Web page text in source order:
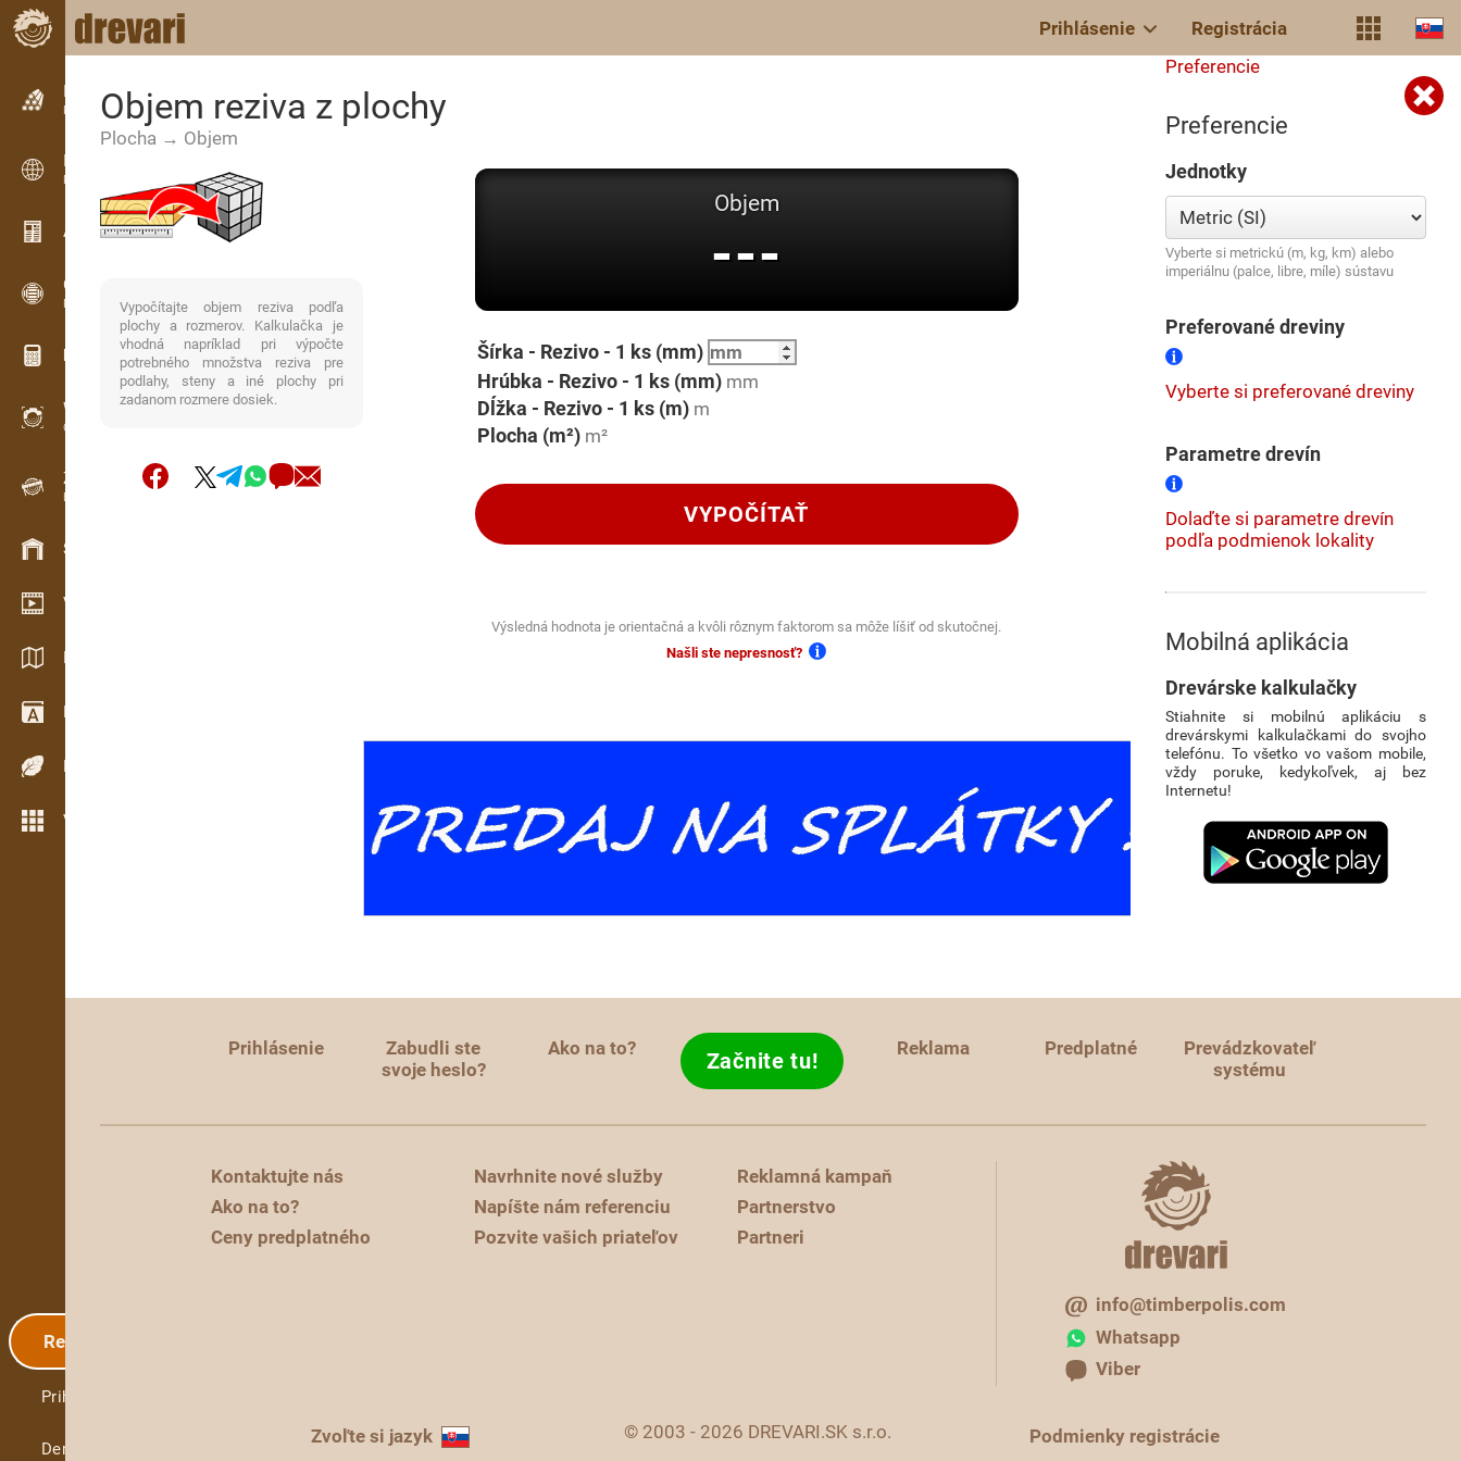
Prihlásenie Registrácia
Inzercia
Riadková inzercia
Inzercia
Medzinárodná inzercia
Aktuality / Články
OPTI-TIMB
Porezové schémy
Drevárske kalkulačky
WoodProfi
Objem dreva s AI
Záznamník
Evidencia dreva v teréne
Skladové hospodárstvo
Video showroom
Katalógy / Brožúry
Drevársky slovník
Dreviny
Viac možností
Registrácia
Prihlásenie
Demo
Objem reziva z plochy
Plocha → Objem
Vypočítajte objem reziva podľa
plochy a rozmerov. Kalkulačka je
vhodná napríklad pri výpočte
potrebného množstva reziva pre
podlahy, steny a iné plochy pri
zadanom rozmere dosiek.
Objem
---
Šírka - Rezivo - 1 ks (mm)
Hrúbka - Rezivo - 1 ks (mm)
Dĺžka - Rezivo - 1 ks (m)
Plocha (m²)
VYPOČÍTAŤ
Výsledná hodnota je orientačná a kvôli rôznym faktorom sa môže líšiť od skutočnej.
Našli ste nepresnosť?
Preferencie
Preferencie
Jednotky
Vyberte si metrickú (m, kg, km) alebo
imperiálnu (palce, libre, míle) sústavu
Preferované dreviny
Vyberte si preferované dreviny
Parametre drevín
Dolaďte si parametre drevín
podľa podmienok lokality
Mobilná aplikácia
Drevárske kalkulačky
Stiahnite si mobilnú aplikáciu s
drevárskymi kalkulačkami do svojho
telefónu. To všetko vo vašom mobile,
vždy poruke, kedykoľvek, aj bez
Internetu!
Prihlásenie
Zabudli ste
svoje heslo?
Ako na to? Začnite tu! Reklama Predplatné
Prevádzkovateľ
systému
Kontaktujte nás
Ako na to?
Ceny predplatného
Navrhnite nové služby
Napíšte nám referenciu
Pozvite vašich priateľov
Reklamná kampaň
Partnerstvo
Partneri
info@timberpolis.com
Whatsapp
Viber
Zvoľte si jazyk © 2003 - 2026 DREVARI.SK s.r.o. Podmienky registrácie